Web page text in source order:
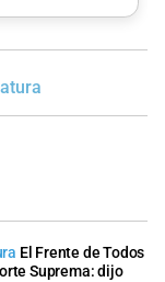
El Frente de Todos
Suprema: dijo